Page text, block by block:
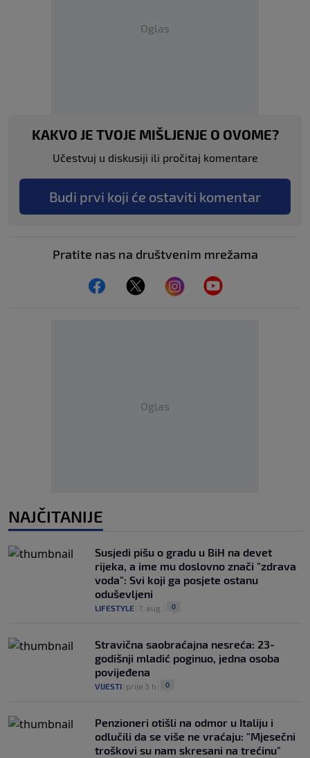
Oglas
KAKVO JE TVOJE MIŠLJENJE O OVOME?
Učestvuj u diskusiji ili pročitaj komentare
Budi prvi koji će ostaviti komentar
Pratite nas na društvenim mrežama
Oglas
NAJČITANIJE
Susjedi pišu o gradu u BiH na devet
rijeka, a ime mu doslovno znači "zdrava
voda": Svi koji ga posjete ostanu
oduševljeni
LIFESTYLE 7. aug. 0
Stravična saobraćajna nesreća: 23-
godišnji mladić poginuo, jedna osoba
povijeđena
VIJESTI prije 3 h 0
Penzioneri otišli na odmor u Italiju i
odlučili da se više ne vraćaju: "Mjesečni
troškovi su nam skresani na trećinu"